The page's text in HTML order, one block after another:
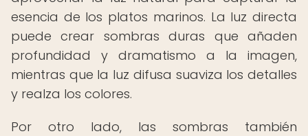
esencia de los platos marinos. La luz directa
puede crear sombras duras que añaden
profundidad y dramatismo a la imagen,
mientras que la luz difusa suaviza los detalles
y realza los colores.
Por otro lado, las sombras también